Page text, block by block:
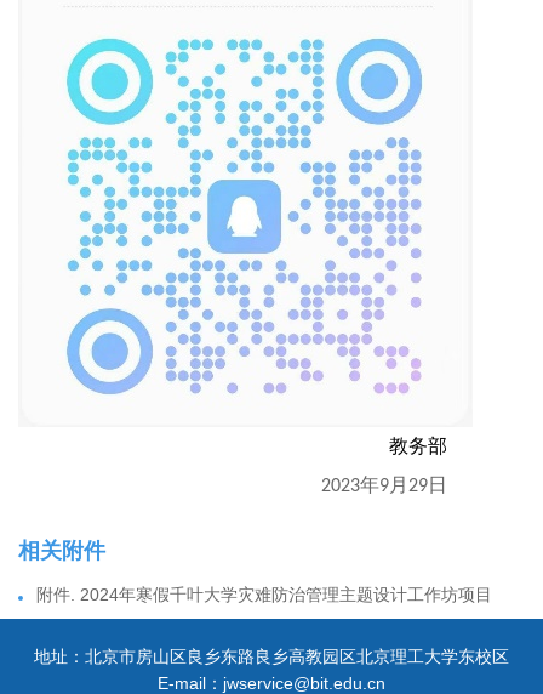
教务部
2023年9月 29日
相关附件
附件. 2024年寒假千叶大学灾难防治管理主题设计工作坊项目
地址：北京市房山区良乡东路良乡高教园区北京理工大学东校区
E-mail：jwservice@bit.edu.cn